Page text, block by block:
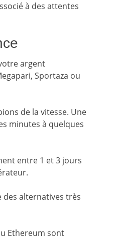
à des attentes
argent
Sportaza ou
de la vitesse. Une
minutes à quelques
entre 1 et 3 jours
des alternatives très
Ethereum sont